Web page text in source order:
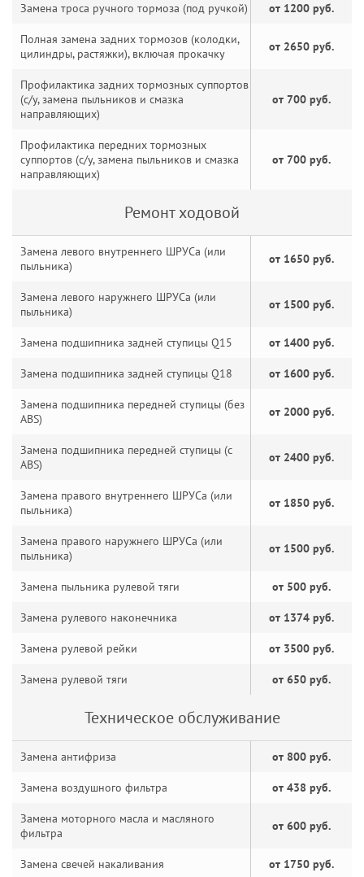
Замена троса ручного тормоза (под ручкой) от 1200 руб.
Полная замена задних тормозов (колодки,
цилиндры, растяжки), включая прокачку
от 2650 руб.
Профилактика задних тормозных суппортов
(с/у, замена пыльников и смазка
направляющих)
от 700 руб.
Профилактика передних тормозных
суппортов (с/у, замена пыльников и смазка
направляющих)
от 700 руб.
Ремонт ходовой
Замена левого внутреннего ШРУСа (или
пыльника)
от 1650 руб.
Замена левого наружнего ШРУСа (или
пыльника)
от 1500 руб.
Замена подшипника задней ступицы Q15 от 1400 руб.
Замена подшипника задней ступицы Q18 от 1600 руб.
Замена подшипника передней ступицы (без
ABS)
от 2000 руб.
Замена подшипника передней ступицы (с
ABS)
от 2400 руб.
Замена правого внутреннего ШРУСа (или
пыльника)
от 1850 руб.
Замена правого наружнего ШРУСа (или
пыльника)
от 1500 руб.
Замена пыльника рулевой тяги от 500 руб.
Замена рулевого наконечника от 1374 руб.
Замена рулевой рейки от 3500 руб.
Замена рулевой тяги от 650 руб.
Техническое обслуживание
Замена антифриза от 800 руб.
Замена воздушного фильтра от 438 руб.
Замена моторного масла и масляного
фильтра
от 600 руб.
Замена свечей накаливания от 1750 руб.